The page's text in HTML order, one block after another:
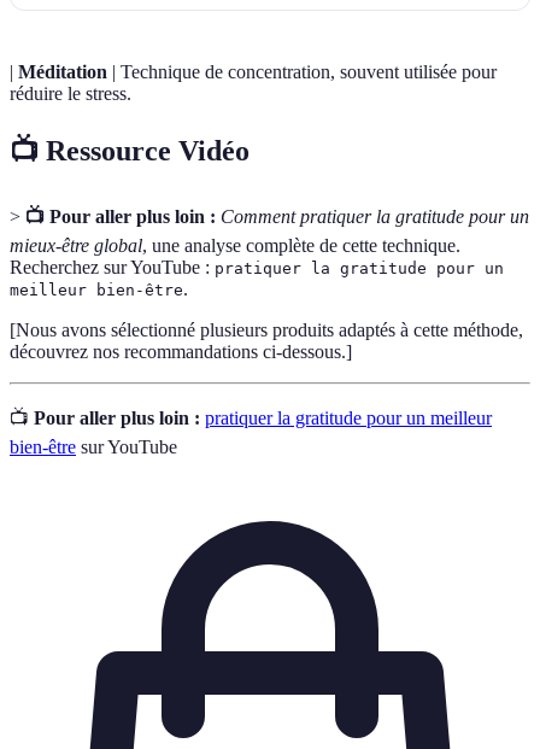
| Méditation | Technique de concentration, souvent utilisée pour
réduire le stress.
📺 Ressource Vidéo
> 📺 Pour aller plus loin : Comment pratiquer la gratitude pour un
mieux-être global, une analyse complète de cette technique.
Recherchez sur YouTube : pratiquer la gratitude pour un
meilleur bien-être.
[Nous avons sélectionné plusieurs produits adaptés à cette méthode,
découvrez nos recommandations ci-dessous.]
📺 Pour aller plus loin : pratiquer la gratitude pour un meilleur
bien-être sur YouTube